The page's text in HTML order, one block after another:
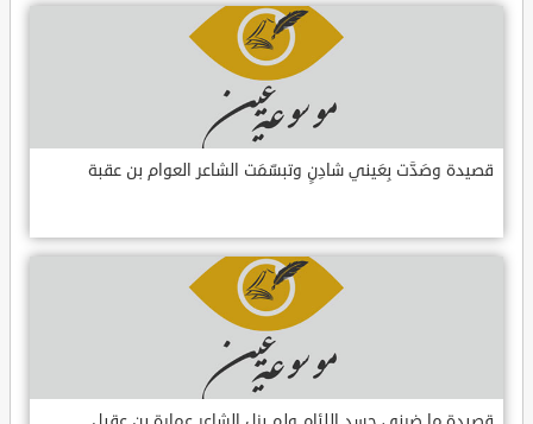
قصيدة وصَدَّت بِعَيني شادِنٍ وتبسّمَت الشاعر العوام بن عقبة